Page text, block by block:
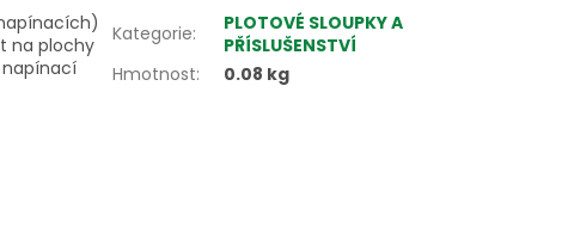
na plochy
napínací
Kategorie:
PLOTOVÉ SLOUPKY A
PŘÍSLUŠENSTVÍ
Hmotnost: 0.08 kg